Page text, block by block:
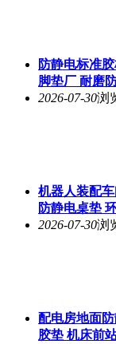
防静电标准
脚垫厂 耐磨
2026-07-30浏
机器人装配
防静电桌垫
2026-07-30浏
配电房地面
胶垫 机床前